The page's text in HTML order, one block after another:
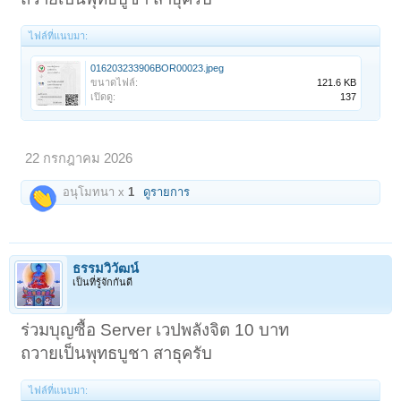
ไฟล์ที่แนบมา:
016203233906BOR00023.jpeg
ขนาดไฟล์:
121.6 KB
เปิดดู:
137
22 กรกฎาคม 2026
อนุโมทนา x 1 ดูรายการ
ธรรมวิวัฒน์
เป็นที่รู้จักกันดี
ร่วมบุญซื้อ Server เวปพลังจิต 10 บาท
ถวายเป็นพุทธบูชา สาธุครับ
ไฟล์ที่แนบมา: